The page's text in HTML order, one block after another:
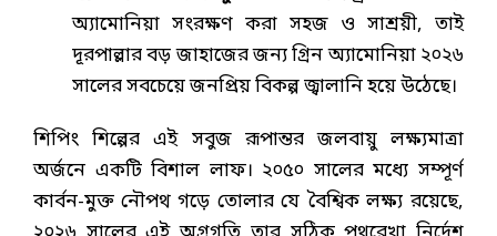
অ্যামোনিয়া সংরক্ষণ করা সহজ ও সাশ্রয়ী, তাই
দূরপাল্লার বড় জাহাজের জন্য গ্রিন অ্যামোনিয়া ২০২৬
সালের সবচেয়ে জনপ্রিয় বিকল্প জ্বালানি হয়ে উঠেছে।
শিপিং শিল্পের এই সবুজ রূপান্তর জলবায়ু লক্ষ্যমাত্রা
অর্জনে একটি বিশাল লাফ। ২০৫০ সালের মধ্যে সম্পূর্ণ
কার্বন-মুক্ত নৌপথ গড়ে তোলার যে বৈশ্বিক লক্ষ্য রয়েছে,